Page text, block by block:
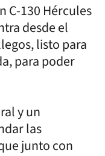
C-130 Hércules
desde el
listo para
para poder
y un
las
junto con